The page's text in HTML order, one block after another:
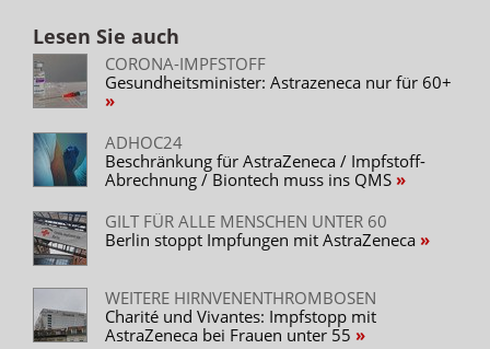
Lesen Sie auch
CORONA-IMPFSTOFF
Gesundheitsminister: Astrazeneca nur für 60+
ADHOC24
Beschränkung für AstraZeneca / Impfstoff-
Abrechnung / Biontech muss ins QMS
GILT FÜR ALLE MENSCHEN UNTER 60
Berlin stoppt Impfungen mit AstraZeneca
WEITERE HIRNVENENTHROMBOSEN
Charité und Vivantes: Impfstopp mit
AstraZeneca bei Frauen unter 55